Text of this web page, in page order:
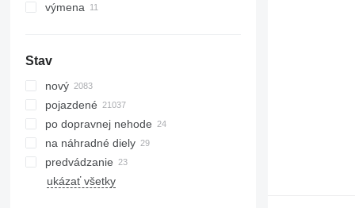
výmena
Stav
nový
pojazdené
po dopravnej nehode
na náhradné diely
predvádzanie
ukázať všetky